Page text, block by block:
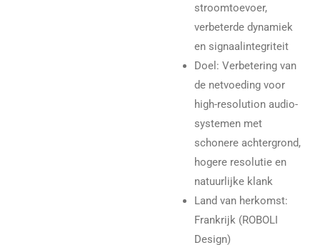
stroomtoevoer,
verbeterde dynamiek
en signaalintegriteit
Doel: Verbetering van
de netvoeding voor
high-resolution audio-
systemen met
schonere achtergrond,
hogere resolutie en
natuurlijke klank
Land van herkomst:
Frankrijk (ROBOLI
Design)